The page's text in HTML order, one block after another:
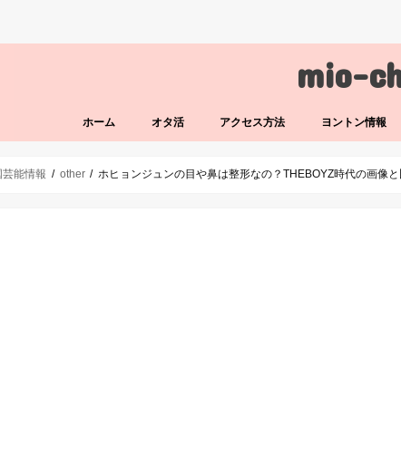
mio-
ホーム オタ活 アクセス方法 ヨントン情報
芸能情報 other ホヒョンジュンの目や鼻は整形なの？THEBOYZ時代の画像と